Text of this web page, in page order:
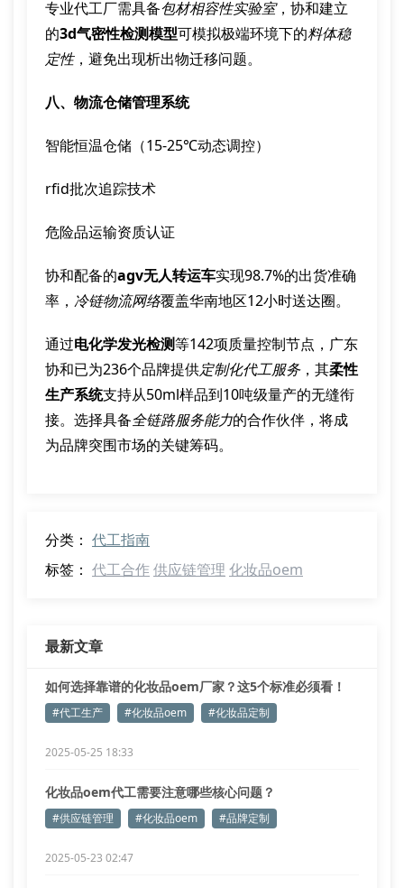
专业代工厂需具备包材相容性实验室，协和建立
的3d气密性检测模型可模拟极端环境下的料体稳
定性，避免出现析出物迁移问题。
八、物流仓储管理系统
智能恒温仓储（15-25℃动态调控）
rfid批次追踪技术
危险品运输资质认证
协和配备的agv无人转运车实现98.7%的出货准确
率， 冷链物流网络覆盖华南地区12小时送达圈。
通过电化学发光检测等142项质量控制节点，广东
协和已为236个品牌提供定制化代工服务，其柔性
生产系统支持从50ml样品到10吨级量产的无缝衔
接。选择具备全链路服务能力的合作伙伴，将成
为品牌突围市场的关键筹码。
分类： 代工指南
标签： 代工合作供应链管理 化妆品oem
最新文章
如何选择靠谱的化妆品oem厂家？这5个标准必须看！
#代工生产 #化妆品oem #化妆品定制
2025-05-25 18:33
化妆品oem代工需要注意哪些核心问题？
#供应链管理 #化妆品oem #品牌定制
2025-05-23 02:47